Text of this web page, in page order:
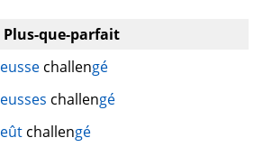
Plus-que-parfait
eusse challengé
eusses challengé
eût challengé